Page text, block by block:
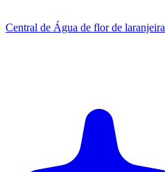
Central de Água de flor de laranjeira